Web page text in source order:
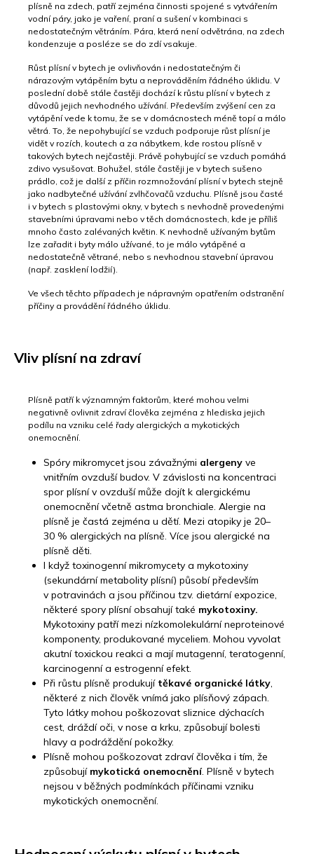
plísně na zdech, patří zejména činnosti spojené s vytvářením
vodní páry, jako je vaření, praní a sušení v kombinaci s
nedostatečným větráním. Pára, která není odvětrána, na zdech
kondenzuje a posléze se do zdí vsakuje.
Růst plísní v bytech je ovlivňován i nedostatečným či
nárazovým vytápěním bytu a neprováděním řádného úklidu. V
poslední době stále častěji dochází k růstu plísní v bytech z
důvodů jejich nevhodného užívání. Především zvýšení cen za
vytápění vede k tomu, že se v domácnostech méně topí a málo
větrá. To, že nepohybující se vzduch podporuje růst plísní je
vidět v rozích, koutech a za nábytkem, kde rostou plísně v
takových bytech nejčastěji. Právě pohybující se vzduch pomáhá
zdivo vysušovat. Bohužel, stále častěji je v bytech sušeno
prádlo, což je další z příčin rozmnožování plísní v bytech stejně
jako nadbytečné užívání zvlhčovačů vzduchu. Plísně jsou časté
i v bytech s plastovými okny, v bytech s nevhodně provedenými
stavebními úpravami nebo v těch domácnostech, kde je příliš
mnoho často zalévaných květin. K nevhodně užívaným bytům
lze zařadit i byty málo užívané, to je málo vytápěné a
nedostatečně větrané, nebo s nevhodnou stavební úpravou
(např. zasklení lodžií).
Ve všech těchto případech je nápravným opatřením odstranění
příčiny a provádění řádného úklidu.
Vliv plísní na zdraví
Plísně patří k významným faktorům, které mohou velmi
negativně ovlivnit zdraví člověka zejména z hlediska jejich
podílu na vzniku celé řady alergických a mykotických
onemocnění.
Spóry mikromycet jsou závažnými alergeny ve
vnitřním ovzduší budov. V závislosti na koncentraci
spor plísní v ovzduší může dojít k alergickému
onemocnění včetně astma bronchiale. Alergie na
plísně je častá zejména u dětí. Mezi atopiky je 20–
30 % alergických na plísně. Více jsou alergické na
plísně děti.
I když toxinogenní mikromycety a mykotoxiny
(sekundární metabolity plísní) působí především
v potravinách a jsou příčinou tzv. dietární expozice,
některé spory plísní obsahují také mykotoxiny.
Mykotoxiny patří mezi nízkomolekulární neproteinové
komponenty, produkované myceliem. Mohou vyvolat
akutní toxickou reakci a mají mutagenní, teratogenní,
karcinogenní a estrogenní efekt.
Při růstu plísně produkují těkavé organické látky,
některé z nich člověk vnímá jako plísňový zápach.
Tyto látky mohou poškozovat sliznice dýchacích
cest, dráždí oči, v nose a krku, způsobují bolesti
hlavy a podráždění pokožky.
Plísně mohou poškozovat zdraví člověka i tím, že
způsobují mykotická onemocnění. Plísně v bytech
nejsou v běžných podmínkách příčinami vzniku
mykotických onemocnění.